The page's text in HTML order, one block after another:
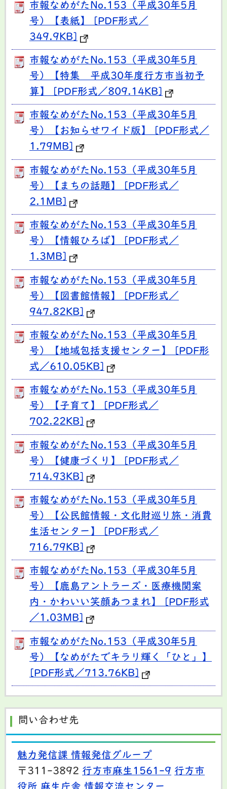
市報なめがたNo.153（平成30年5月
号）【表紙】 [PDF形式／
349.9KB]
市報なめがたNo.153（平成30年5月
号）【特集 平成30年度行方市当初予
算】 [PDF形式／809.14KB]
市報なめがたNo.153（平成30年5月
号）【お知らせワイド版】 [PDF形式／
1.79MB]
市報なめがたNo.153（平成30年5月
号）【まちの話題】 [PDF形式／
2.1MB]
市報なめがたNo.153（平成30年5月
号）【情報ひろば】 [PDF形式／
1.3MB]
市報なめがたNo.153（平成30年5月
号）【図書館情報】 [PDF形式／
947.82KB]
市報なめがたNo.153（平成30年5月
号）【地域包括支援センター】 [PDF形
式／610.05KB]
市報なめがたNo.153（平成30年5月
号）【子育て】 [PDF形式／
702.22KB]
市報なめがたNo.153（平成30年5月
号）【健康づくり】 [PDF形式／
714.93KB]
市報なめがたNo.153（平成30年5月
号）【公民館情報・文化財巡り旅・消費
生活センター】 [PDF形式／
716.79KB]
市報なめがたNo.153（平成30年5月
号）【鹿島アントラーズ・医療機関案
内・かわいい笑顔あつまれ】 [PDF形式
／1.03MB]
市報なめがたNo.153（平成30年5月
号）【なめがたでキラリ輝く「ひと」】
[PDF形式／713.76KB]
問い合わせ先
魅力発信課 情報発信グループ
〒311-3892 行方市麻生1561-9 行方市